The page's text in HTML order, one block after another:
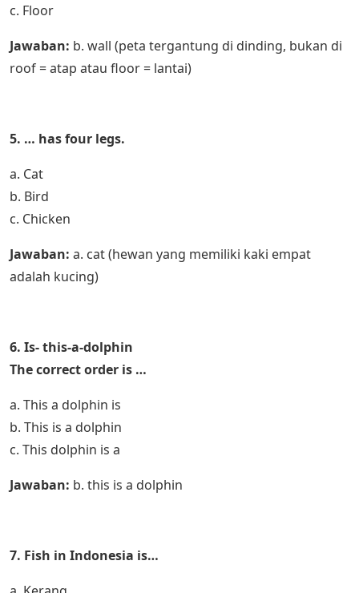
c. Floor
Jawaban: b. wall (peta tergantung di dinding, bukan di
roof = atap atau floor = lantai)
5. … has four legs.
a. Cat
b. Bird
c. Chicken
Jawaban: a. cat (hewan yang memiliki kaki empat
adalah kucing)
6. Is- this-a-dolphin
The correct order is …
a. This a dolphin is
b. This is a dolphin
c. This dolphin is a
Jawaban: b. this is a dolphin
7. Fish in Indonesia is…